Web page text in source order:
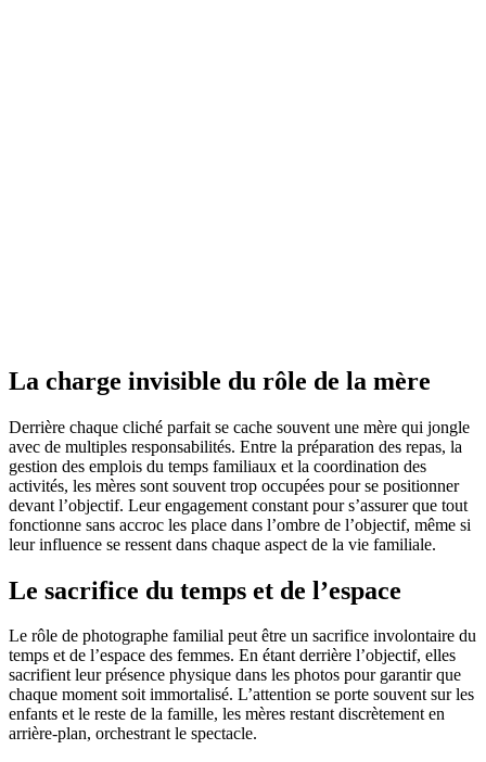
La charge invisible du rôle de la mère
Derrière chaque cliché parfait se cache souvent une mère qui jongle
avec de multiples responsabilités. Entre la préparation des repas, la
gestion des emplois du temps familiaux et la coordination des
activités, les mères sont souvent trop occupées pour se positionner
devant l’objectif. Leur engagement constant pour s’assurer que tout
fonctionne sans accroc les place dans l’ombre de l’objectif, même si
leur influence se ressent dans chaque aspect de la vie familiale.
Le sacrifice du temps et de l’espace
Le rôle de photographe familial peut être un sacrifice involontaire du
temps et de l’espace des femmes. En étant derrière l’objectif, elles
sacrifient leur présence physique dans les photos pour garantir que
chaque moment soit immortalisé. L’attention se porte souvent sur les
enfants et le reste de la famille, les mères restant discrètement en
arrière-plan, orchestrant le spectacle.